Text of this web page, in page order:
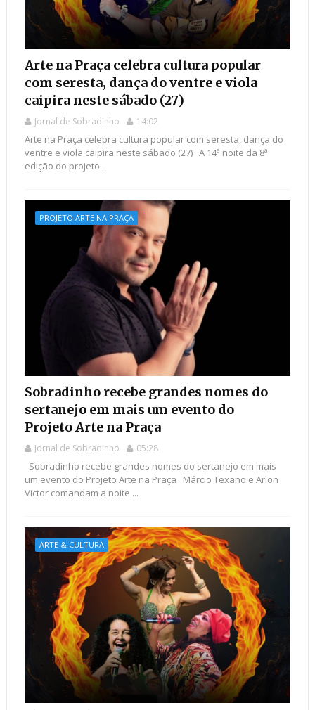
Arte na Praça celebra cultura popular
com seresta, dança do ventre e viola
caipira neste sábado (27)
Jornal de Sobradinho 14:02
Arte na Praça celebra cultura popular com seresta, dança do
ventre e viola caipira neste sábado (27) A 14ª noite da 8ª
edição do projeto...
PROJETO ARTE NA PRAÇA
Sobradinho recebe grandes nomes do
sertanejo em mais um evento do
Projeto Arte na Praça
Jornal de Sobradinho 05:28
Sobradinho recebe grandes nomes do sertanejo em mais
um evento do Projeto Arte na Praça Márcio Texano e Arlon
Victor comandam a noite ...
ARTE & CULTURA